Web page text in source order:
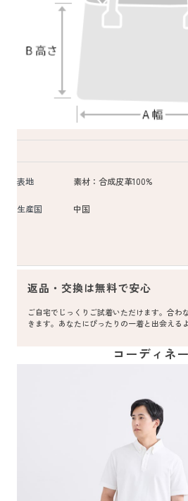
表地 素材：合成皮革100%
生産国 中国
返品・交換は無料で安心
ご自宅でじっくりご試着いただけます。合わ
きます。あなたにぴったりの一着と出会える
コーディネ